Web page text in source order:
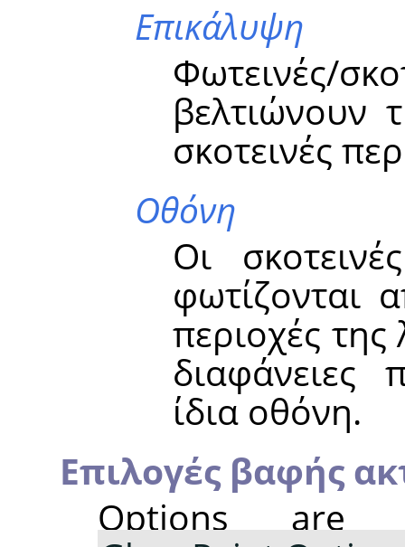
Επικάλυψη
Φωτεινές/
βελτιώνουν
σκοτεινές
Οθόνη
Οι
φωτίζονται
περιοχές
διαφάνειες
ίδια οθόνη.
Επιλογές βαφής
Options